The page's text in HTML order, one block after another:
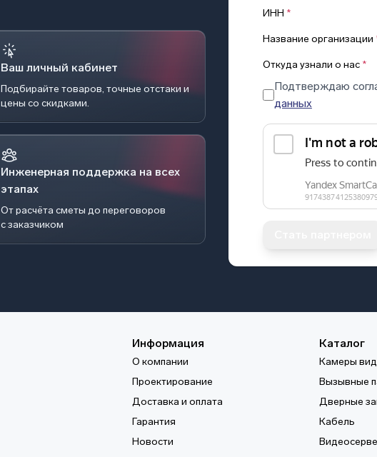
Ваш личный кабинет
Подбирайте товаров, точные отстаки и
цены со скидками.
Инженерная поддержка на всех
этапах
От расчёта сметы до переговоров
с заказчиком
ИНН *
Название организации
Откуда узнали о нас *
Подтверждаю
данных
Информация
О компании
Проектирование
Доставка и оплата
Гарантия
Новости
Каталог
Камеры
Вызывные
Дверные
Кабель